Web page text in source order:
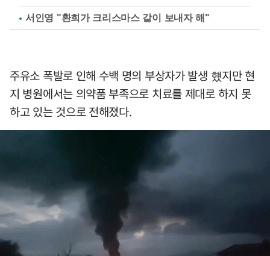
서인영 "환희가 크리스마스 같이 보내자 해"
주유소 폭발로 인해 수백 명의 부상자가 발생 헀지만 현
지 병원에서는 의약품 부족으로 치료를 제대로 하지 못
하고 있는 것으로 전해졌다.